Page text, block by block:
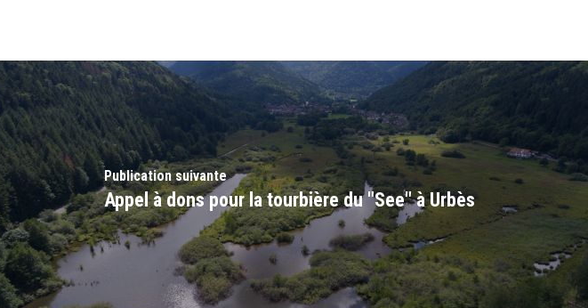
Publication suivante
Appel à dons pour la tourbière du "See" à Urbès